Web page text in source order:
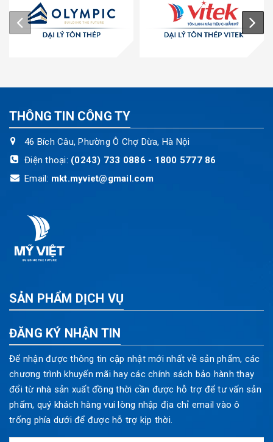
THÔNG TIN CÔNG TY
46 Bích Câu, Phường Ô Chợ Dừa, Hà Nội
Điện thoại: (0243) 733 0886 - 1800 5777 86
Email: mkt.myviet@gmail.com
SẢN PHẨM DỊCH VỤ
ĐĂNG KÝ NHẬN TIN
Để nhận được thông tin cập nhật mới nhất về sản phẩm, các
chương trình khuyến mãi hay các chính sách bảo hành thay
đổi từ nhà sản xuất đồng thời cần được hỗ trợ để tư vấn sản
phẩm, quý khách hàng vui lòng nhập địa chỉ email vào ô
trống phía dưới để được hỗ trợ kịp thời.